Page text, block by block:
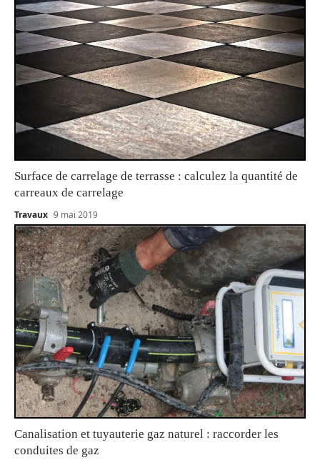
Surface de carrelage de terrasse : calculez la quantité de
carreaux de carrelage
Travaux 9 mai 2019
Canalisation et tuyauterie gaz naturel : raccorder les
conduites de gaz